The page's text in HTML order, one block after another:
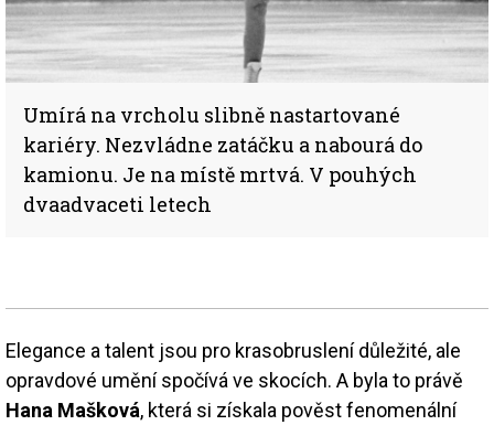
Umírá na vrcholu slibně nastartované
kariéry. Nezvládne zatáčku a nabourá do
kamionu. Je na místě mrtvá. V pouhých
dvaadvaceti letech
Elegance a talent jsou pro krasobruslení důležité, ale
opravdové umění spočívá ve skocích. A byla to právě
Hana Mašková, která si získala pověst fenomenální